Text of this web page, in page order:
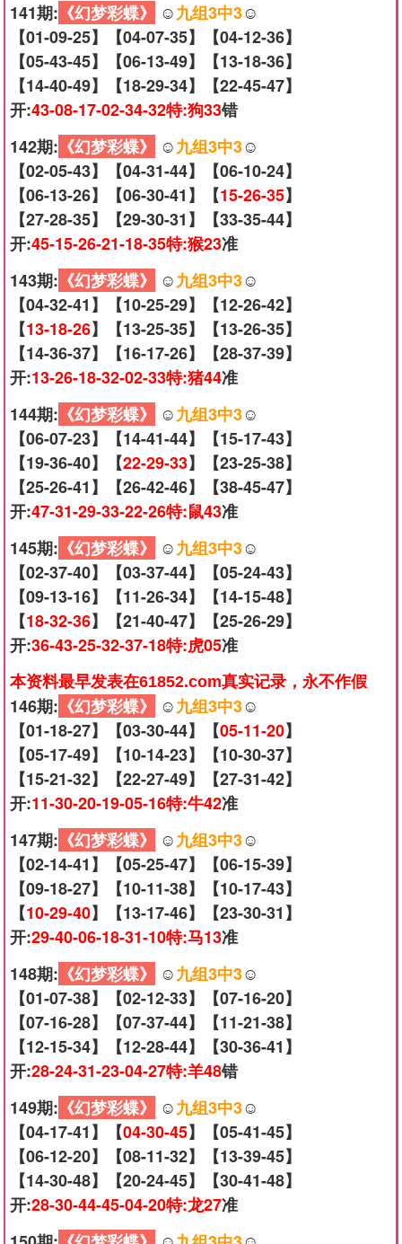
141期: 《幻梦彩蝶》 ☺️九组3中3☺️
【01-09-25】【04-07-35】【04-12-36】
【05-43-45】【06-13-49】【13-18-36】
【14-40-49】【18-29-34】【22-45-47】
开:43-08-17-02-34-32特:狗33错
142期: 《幻梦彩蝶》 ☺️九组3中3☺️
【02-05-43】【04-31-44】【06-10-24】
【06-13-26】【06-30-41】【15-26-35】
【27-28-35】【29-30-31】【33-35-44】
开:45-15-26-21-18-35特:猴23准
143期: 《幻梦彩蝶》 ☺️九组3中3☺️
【04-32-41】【10-25-29】【12-26-42】
【13-18-26】【13-25-35】【13-26-35】
【14-36-37】【16-17-26】【28-37-39】
开:13-26-18-32-02-33特:猪44准
144期: 《幻梦彩蝶》 ☺️九组3中3☺️
【06-07-23】【14-41-44】【15-17-43】
【19-36-40】【22-29-33】【23-25-38】
【25-26-41】【26-42-46】【38-45-47】
开:47-31-29-33-22-26特:鼠43准
145期: 《幻梦彩蝶》 ☺️九组3中3☺️
【02-37-40】【03-37-44】【05-24-43】
【09-13-16】【11-26-34】【14-15-48】
【18-32-36】【21-40-47】【25-26-29】
开:36-43-25-32-37-18特:虎05准
本资料最早发表在61852.com真实记录，永不作假
146期: 《幻梦彩蝶》 ☺️九组3中3☺️
【01-18-27】【03-30-44】【05-11-20】
【05-17-49】【10-14-23】【10-30-37】
【15-21-32】【22-27-49】【27-31-42】
开:11-30-20-19-05-16特:牛42准
147期: 《幻梦彩蝶》 ☺️九组3中3☺️
【02-14-41】【05-25-47】【06-15-39】
【09-18-27】【10-11-38】【10-17-43】
【10-29-40】【13-17-46】【23-30-31】
开:29-40-06-18-31-10特:马13准
148期: 《幻梦彩蝶》 ☺️九组3中3☺️
【01-07-38】【02-12-33】【07-16-20】
【07-16-28】【07-37-44】【11-21-38】
【12-15-34】【12-28-44】【30-36-41】
开:28-24-31-23-04-27特:羊48错
149期: 《幻梦彩蝶》 ☺️九组3中3☺️
【04-17-41】【04-30-45】【05-41-45】
【06-12-20】【08-11-32】【13-39-45】
【14-30-48】【20-24-45】【30-41-48】
开:28-30-44-45-04-20特:龙27准